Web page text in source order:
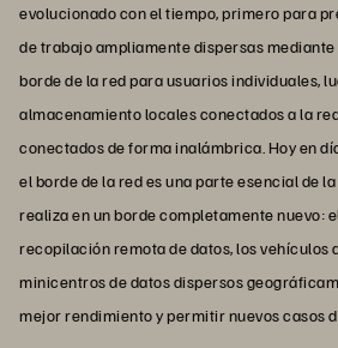
evolucionado con el tiempo, primero para
de trabajo ampliamente dispersas mediante
borde de la red para usuarios individuales,
almacenamiento locales conectados a la
conectados de forma inalámbrica. Hoy en
el borde de la red es una parte esencial de
realiza en un borde completamente nuevo:
recopilación remota de datos, los vehículos
minicentros de datos dispersos
mejor rendimiento y permitir nuevos casos